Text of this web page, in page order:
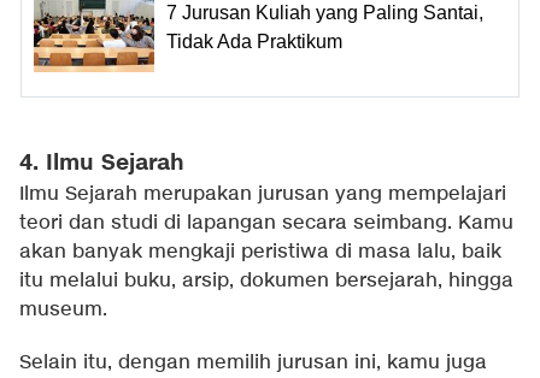
7 Jurusan Kuliah yang Paling Santai,
Tidak Ada Praktikum
4. Ilmu Sejarah
Ilmu Sejarah merupakan jurusan yang mempelajari
teori dan studi di lapangan secara seimbang. Kamu
akan banyak mengkaji peristiwa di masa lalu, baik
itu melalui buku, arsip, dokumen bersejarah, hingga
museum.
Selain itu, dengan memilih jurusan ini, kamu juga